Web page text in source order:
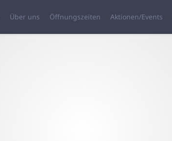
Über uns Öffnungszeiten Aktionen/Events